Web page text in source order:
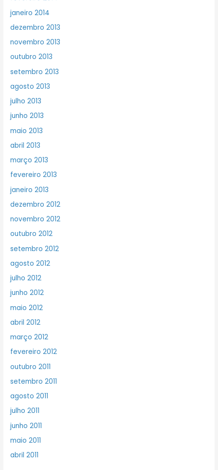
janeiro 2014
dezembro 2013
novembro 2013
outubro 2013
setembro 2013
agosto 2013
julho 2013
junho 2013
maio 2013
abril 2013
março 2013
fevereiro 2013
janeiro 2013
dezembro 2012
novembro 2012
outubro 2012
setembro 2012
agosto 2012
julho 2012
junho 2012
maio 2012
abril 2012
março 2012
fevereiro 2012
outubro 2011
setembro 2011
agosto 2011
julho 2011
junho 2011
maio 2011
abril 2011